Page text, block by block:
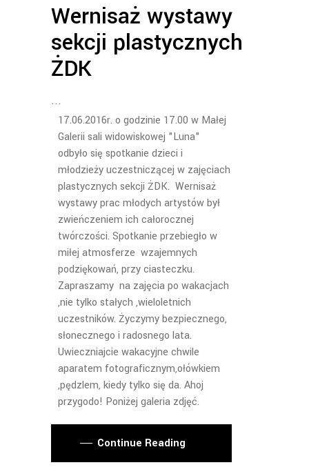
Wernisaż wystawy
sekcji plastycznych
ŻDK
17.06.2016r. o godzinie 17.00 w Małej
Galerii sali widowiskowej "Luna"
odbyło się spotkanie dzieci i
młodzieży uczestniczącej w zajęciach
plastycznych sekcji ŻDK. Wernisaż
wystawy prac młodych artystów był
zwieńczeniem ich całorocznej
twórczości. Spotkanie przebiegło w
miłej atmosferze wzajemnych
podziękowań, przy ciasteczku.
Zapraszamy na zajęcia po wakacjach
,nie tylko stałych ,wieloletnich
uczestników. Życzymy bezpiecznego,
słonecznego i radosnego lata.
Uwieczniajcie wakacyjne chwile
aparatem fotograficznym,ołówkiem
,pędzlem, kiedy tylko się da. Ahoj
przygodo! Poniżej galeria zdjęć.
Continue Reading